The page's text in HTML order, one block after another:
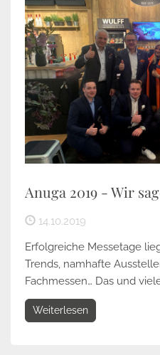
Anuga 2019 - Wir
14.10.2019
Erfolgreiche Messetage
Trends, namhafte
Fachmessen… Das und
Weiterlesen